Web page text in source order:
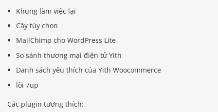
Khung làm việc lại
Cây tùy chọn
MailChimp cho WordPress Lite
So sánh thương mại điện tử Yith
Danh sách yêu thích của Yith Woocommerce
lõi 7up
Các plugin tương thích: